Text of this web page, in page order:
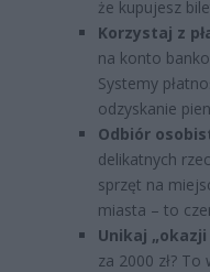
że kupujesz
Korzystaj z
na konto
Systemy
odzyskanie
Odbiór
delikatnych
sprzęt na
miasta – to
Unikaj „okazji
za 2000 zł?